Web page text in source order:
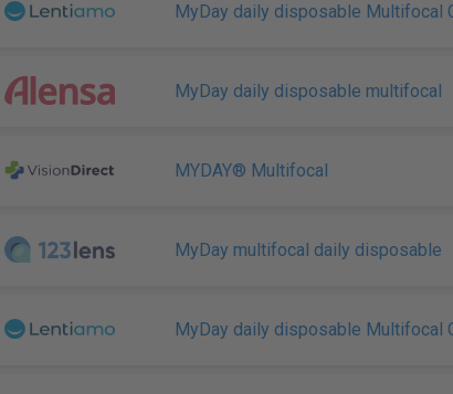
MyDay daily disposable Multifocal
MyDay daily disposable multifocal
MYDAY® Multifocal
MyDay multifocal daily disposable
MyDay daily disposable Multifocal